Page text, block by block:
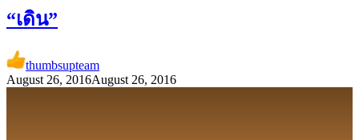
“เดิน”
thumbsupteam
August 26, 2016August 26, 2016